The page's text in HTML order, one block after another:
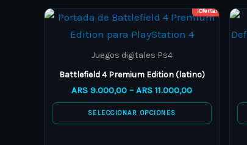
on
the
product
page
¡Oferta!
Juegos digitales Ps4
Battlefield 4 Premium Edition (latino)
ARS 9.000,00 – ARS 11.000,00
Price
ARS 9.000,00
SELECCIONAR OPCIONES
This
product
has
variants.
The
options